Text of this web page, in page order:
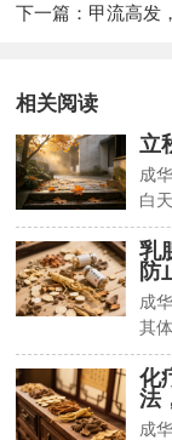
下一篇： 甲流高发
相关阅读
立
成
白
乳
防
成
其
化
法
成